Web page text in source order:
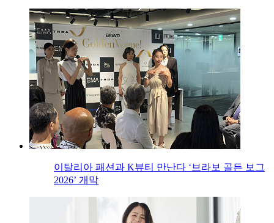
이탈리아 패션과 K뷰티 만난다 ‘브라보 골든 보그
2026’ 개막